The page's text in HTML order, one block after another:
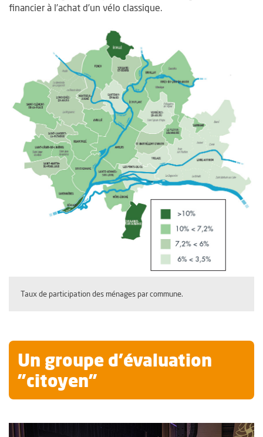
financier à l’achat d’un vélo classique.
Taux de participation des ménages par commune.
Un groupe d’évaluation
"citoyen"